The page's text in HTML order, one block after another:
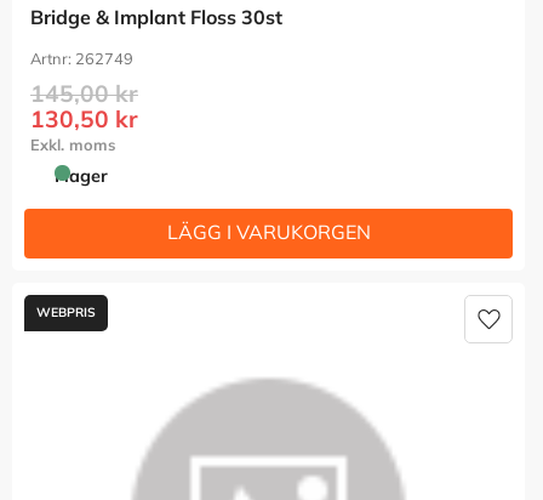
Bridge & Implant Floss 30st
262749
130,50 kr
145,00kr
I lager
Lägg